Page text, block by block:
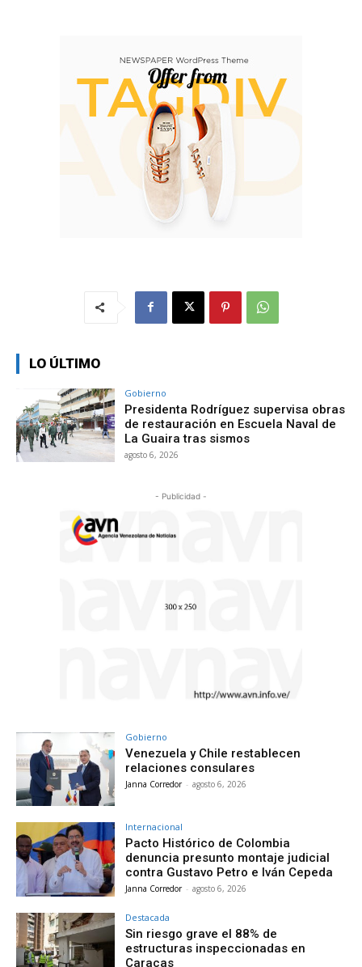
LO ÚLTIMO
Gobierno
Presidenta Rodríguez supervisa obras
de restauración en Escuela Naval de
La Guaira tras sismos
agosto 6, 2026
- Publicidad -
Gobierno
Venezuela y Chile restablecen
relaciones consulares
Janna Corredor - agosto 6, 2026
Internacional
Pacto Histórico de Colombia
denuncia presunto montaje judicial
contra Gustavo Petro e Iván Cepeda
Janna Corredor - agosto 6, 2026
Destacada
Sin riesgo grave el 88% de
estructuras inspeccionadas en
Caracas